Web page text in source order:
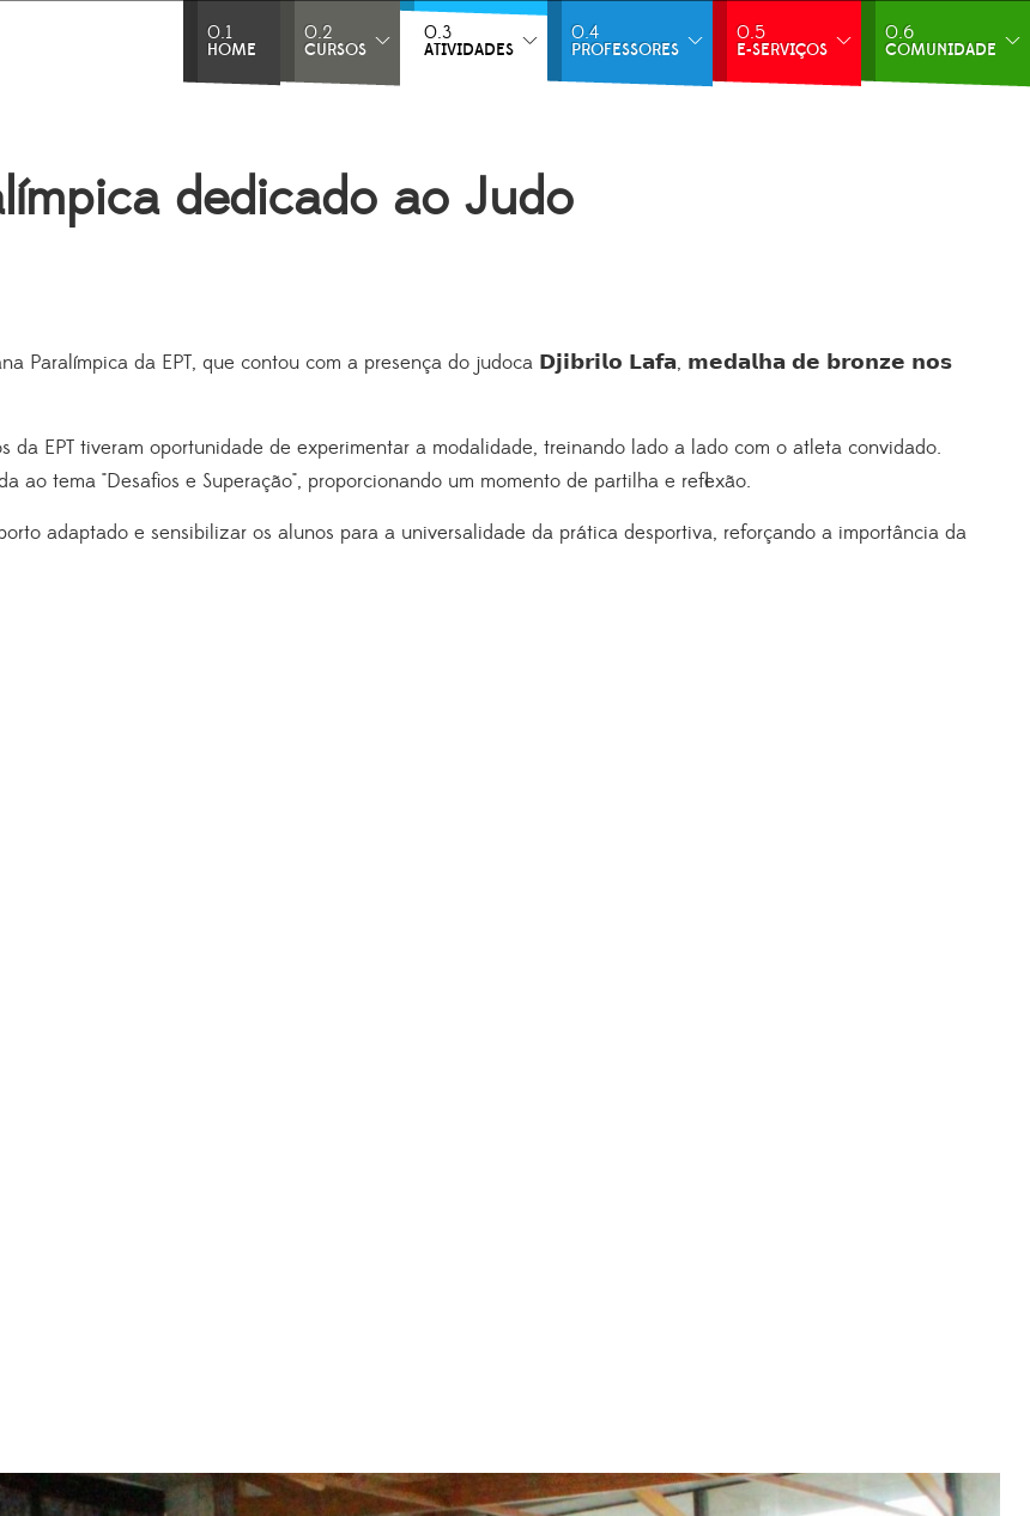
0.1
HOME
0.2
CURSOS
0.3
ATIVIDADES
0.4
PROFESSORES
0.5
E-SERVIÇOS
0.6
COMUNIDADE
dedicado ao Judo
Paralímpica da EPT, que contou com a presença do judoca 𝗗𝗷𝗶𝗯𝗿𝗶𝗹𝗼 𝗟𝗮𝗳𝗮, 𝗺𝗲𝗱𝗮𝗹𝗵𝗮 𝗱𝗲 𝗯𝗿𝗼𝗻𝘇𝗲 𝗻𝗼𝘀
EPT tiveram oportunidade de experimentar a modalidade, treinando lado a lado com o atleta convidado.
ao tema "Desafios e Superação", proporcionando um momento de partilha e reflexão.
adaptado e sensibilizar os alunos para a universalidade da prática desportiva, reforçando a importância da